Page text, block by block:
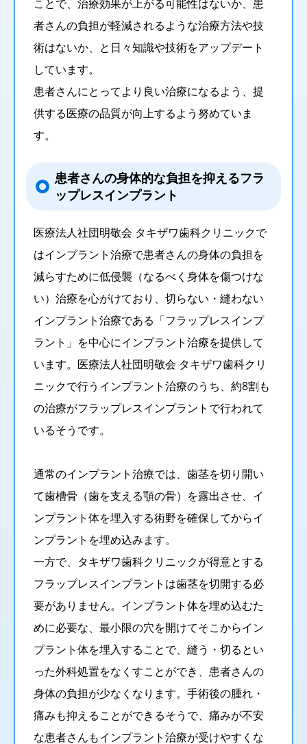
ことで、治療効果が上がる可能性はないか、患
者さんの負担が軽減されるような治療方法や技
術はないか、と日々知識や技術をアップデート
しています。
患者さんにとってより良い治療になるよう、提
供する医療の品質が向上するよう努めていま
す。
患者さんの身体的な負担を抑えるフラ
ップレスインプラント
医療法人社団明敬会 タキザワ歯科クリニックで
はインプラント治療で患者さんの身体の負担を
減らすために低侵襲（なるべく身体を傷つけな
い）治療を心がけており、切らない・縫わない
インプラント治療である「フラップレスインプ
ラント」を中心にインプラント治療を提供して
います。医療法人社団明敬会 タキザワ歯科クリ
ニックで行うインプラント治療のうち、約8割も
の治療がフラップレスインプラントで行われて
いるそうです。
通常のインプラント治療では、歯茎を切り開い
て歯槽骨（歯を支える顎の骨）を露出させ、イ
ンプラント体を埋入する術野を確保してからイ
ンプラントを埋め込みます。
一方で、タキザワ歯科クリニックが得意とする
フラップレスインプラントは歯茎を切開する必
要がありません。インプラント体を埋め込むた
めに必要な、最小限の穴を開けてそこからイン
プラント体を埋入することで、縫う・切るとい
った外科処置をなくすことができ、患者さんの
身体の負担が少なくなります。手術後の腫れ・
痛みも抑えることができるそうで、痛みが不安
な患者さんもインプラント治療が受けやすくな